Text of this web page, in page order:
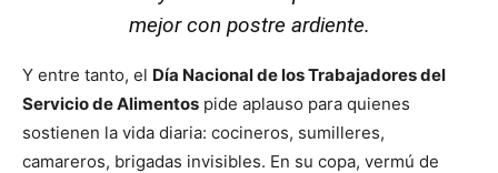
mejor con postre ardiente.
Y entre tanto, el Día Nacional de los Trabajadores del
Servicio de Alimentos pide aplauso para quienes
sostienen la vida diaria: cocineros, sumilleres,
camareros, brigadas invisibles. En su copa, vermú de